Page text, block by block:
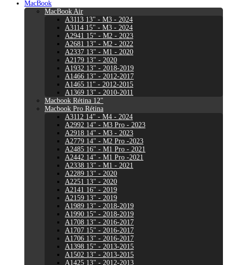
MacBook
MacBook Air
A3113 13" - M3 - 2024
A3114 15" - M3 - 2024
A2941 15" - M2 - 2023
A2681 13" - M2 - 2022
A2337 13" - M1 - 2020
A2179 13" - 2020
A1932 13" - 2018-2019
A1466 13" - 2012-2017
A1465 11" - 2012-2015
A1369 13" - 2010-2011
Macbook Rétina 12"
Macbook Pro Rétina
A3112 14" - M4 - 2024
A2992 14" - M3 Pro - 2023
A2918 14" - M3 - 2023
A2779 14" - M2 Pro -2023
A2485 16" - M1 Pro - 2021
A2442 14" - M1 Pro -2021
A2338 13" - M1 - 2021
A2289 13" - 2020
A2251 13" - 2020
A2141 16" - 2019
A2159 13" - 2019
A1989 13" - 2018-2019
A1990 15" - 2018-2019
A1708 13" - 2016-2017
A1707 15" - 2016-2017
A1706 13" - 2016-2017
A1398 15" - 2013-2015
A1502 13" - 2013-2015
A1425 13" - 2012-2013